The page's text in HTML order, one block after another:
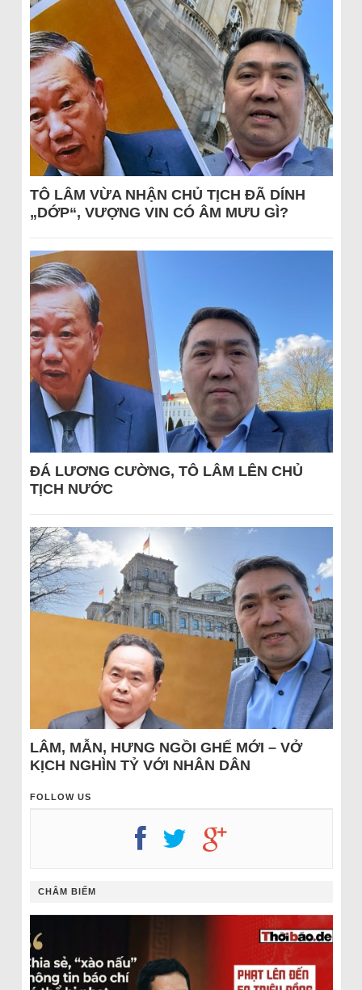
TÔ LÂM VỪA NHẬN CHỦ TỊCH ĐÃ DÍNH
„DỚP“, VƯỢNG VIN CÓ ÂM MƯU GÌ?
ĐÁ LƯƠNG CƯỜNG, TÔ LÂM LÊN CHỦ
TỊCH NƯỚC
LÂM, MẪN, HƯNG NGỒI GHẾ MỚI – VỞ
KỊCH NGHÌN TỶ VỚI NHÂN DÂN
FOLLOW US
CHÂM BIẾM